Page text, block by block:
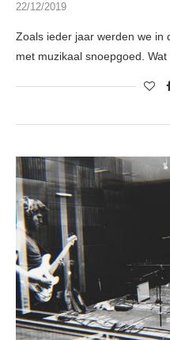
22/12/2019
Zoals ieder jaar werden we in
met muzikaal snoepgoed.